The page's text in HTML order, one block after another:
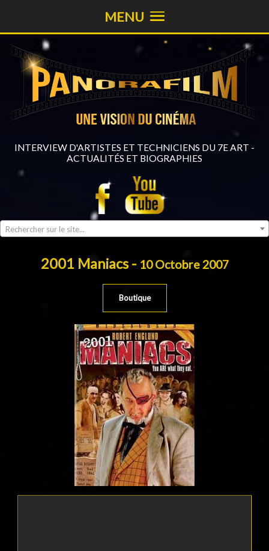
INTERVIEW D'ARTISTES ET TECHNICIENS DU 7E ART -
ACTUALITÉS ET BIOGRAPHIES
Rechercher sur le site...
MENU
2001 Maniacs - 10 Octobre 2007
Boutique